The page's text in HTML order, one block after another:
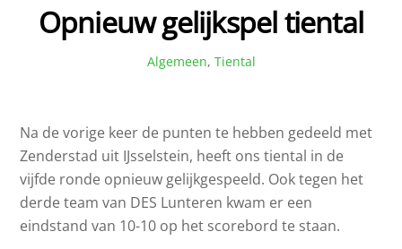
Opnieuw gelijkspel tiental
Algemeen, Tiental
Na de vorige keer de punten te hebben gedeeld met
Zenderstad uit IJsselstein, heeft ons tiental in de
vijfde ronde opnieuw gelijkgespeeld. Ook tegen het
derde team van DES Lunteren kwam er een
eindstand van 10-10 op het scorebord te staan.